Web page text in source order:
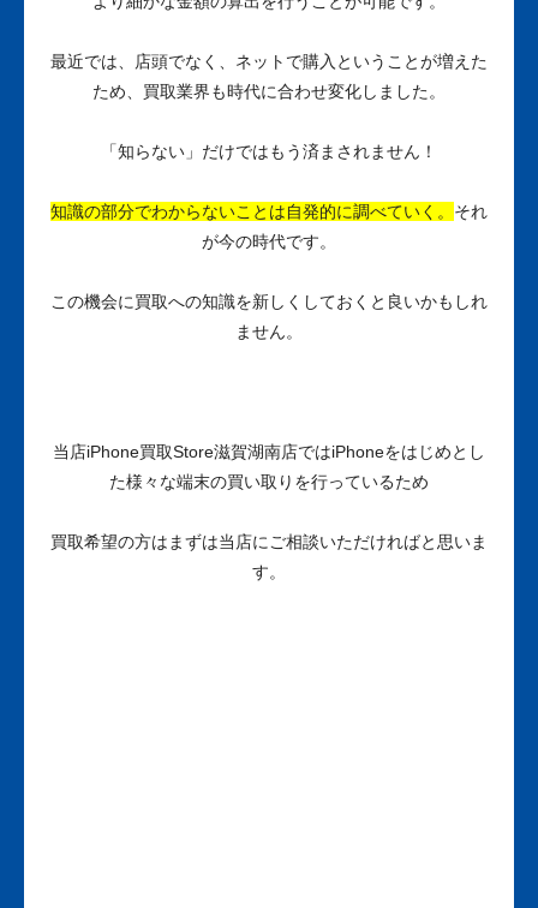
最近では、店頭でなく、ネットで購入ということが増えた
ため、買取業界も時代に合わせ変化しました。
「知らない」だけではもう済まされません！
知識の部分でわからないことは自発的に調べていく。 それ
が今の時代です。
この機会に買取への知識を新しくしておくと良いかもしれ
ません。
当店iPhone買取Store滋賀湖南店ではiPhoneをはじめとし
た様々な端末の買い取りを行っているため
買取希望の方はまずは当店にご相談いただければと思いま
す。